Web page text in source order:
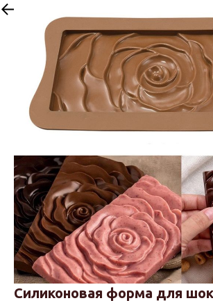
Назад
Силиконовая форма для